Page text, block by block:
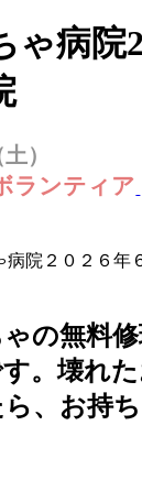
ゃ病院
）
ランティア
の無料
。壊れ
、お持